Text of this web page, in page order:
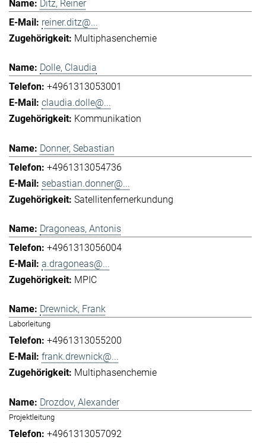
Ditz, Reiner
reiner.ditz@...
Multiphasenchemie
Dolle, Claudia
+4961313053001
claudia.dolle@...
Kommunikation
Donner, Sebastian
+4961313054736
sebastian.donner@...
Satellitenfernerkundung
Dragoneas, Antonis
+4961313056004
a.dragoneas@...
MPIC
Drewnick, Frank
Laborleitung
+4961313055200
frank.drewnick@...
Multiphasenchemie
Drozdov, Alexander
Projektleitung
+4961313057092